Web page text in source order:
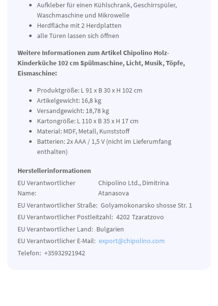
Aufkleber für einen Kühlschrank, Geschirrspüler,
Waschmaschine und Mikrowelle
Herdfläche mit 2 Herdplatten
alle Türen lassen sich öffnen
Weitere Informationen zum Artikel Chipolino Holz-
Kinderküche 102 cm Spülmaschine, Licht, Musik, Töpfe,
Eismaschine:
Produktgröße: L 91 x B 30 x H 102 cm
Artikelgewicht: 16,8 kg
Versandgewicht: 18,78 kg
Kartongröße: L 110 x B 35 x H 17 cm
Material: MDF, Metall, Kunststoff
Batterien: 2x AAA / 1,5 V (nicht im Lieferumfang
enthalten)
Herstellerinformationen
EU Verantwortlicher
Name:
Chipolino Ltd., Dimitrina
Atanasova
EU Verantwortlicher Straße: Golyamokonarsko shosse Str. 1
EU Verantwortlicher Postleitzahl: 4202 Tzaratzovo
EU Verantwortlicher Land: Bulgarien
EU Verantwortlicher E-Mail: export@chipolino.com
Telefon: +35932921942